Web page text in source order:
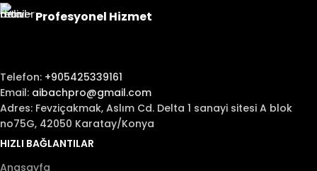
Profesyonel Hizmet
Telefon: +905425339161
Email: aibachpro@gmail.com
Adres: Fevziçakmak, Aslım Cd. Delta 1 sanayi sitesi A blok
no75G, 42050 Karatay/Konya
HIZLI BAĞLANTILAR
Anasayfa